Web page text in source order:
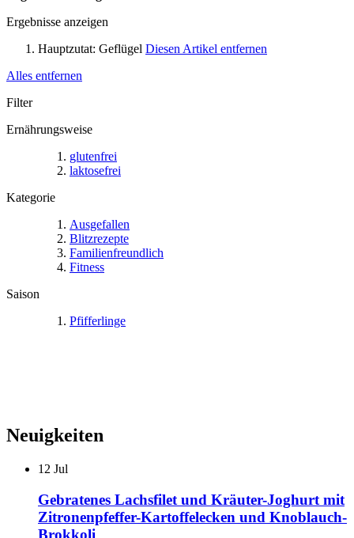
Ergebnisse anzeigen
Hauptzutat: Geflügel Diesen Artikel entfernen
Alles entfernen
Filter
Ernährungsweise
glutenfrei
laktosefrei
Kategorie
Ausgefallen
Blitzrezepte
Familienfreundlich
Fitness
Saison
Pfifferlinge
Neuigkeiten
12 Jul
Gebratenes Lachsfilet und Kräuter-Joghurt mit
Zitronenpfeffer-Kartoffelecken und Knoblauch-
Brokkoli